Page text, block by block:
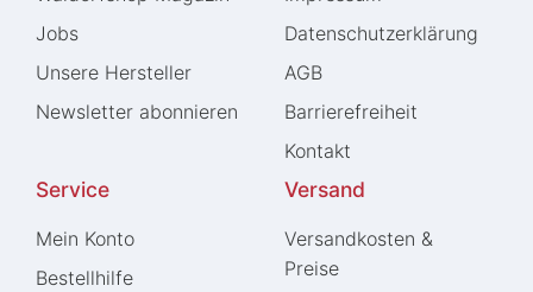
Jobs
Unsere Hersteller
Newsletter abonnieren
Daten­schutz­erklärung
AGB
Barrierefreiheit
Kontakt
Service
Mein Konto
Bestellhilfe
Versand
Versandkosten &
Preise